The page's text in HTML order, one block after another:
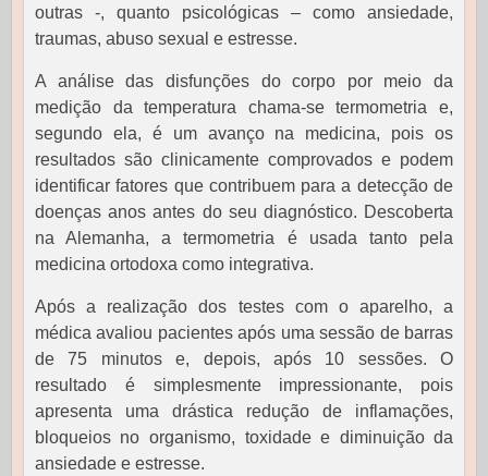
outras -, quanto psicológicas – como ansiedade,
traumas, abuso sexual e estresse.
A análise das disfunções do corpo por meio da
medição da temperatura chama-se termometria e,
segundo ela, é um avanço na medicina, pois os
resultados são clinicamente comprovados e podem
identificar fatores que contribuem para a detecção de
doenças anos antes do seu diagnóstico. Descoberta
na Alemanha, a termometria é usada tanto pela
medicina ortodoxa como integrativa.
Após a realização dos testes com o aparelho, a
médica avaliou pacientes após uma sessão de barras
de 75 minutos e, depois, após 10 sessões. O
resultado é simplesmente impressionante, pois
apresenta uma drástica redução de inflamações,
bloqueios no organismo, toxidade e diminuição da
ansiedade e estresse.